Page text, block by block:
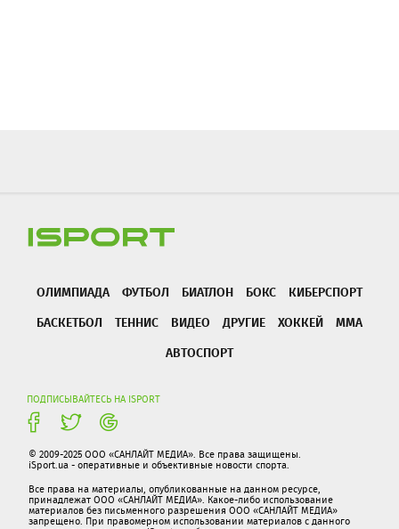
ОЛИМПИАДА ФУТБОЛ БИАТЛОН БОКС
КИБЕРСПОРТ
БАСКЕТБОЛ
ТЕННИС ВИДЕО ДРУГИЕ ХОККЕЙ
ММА
АВТОСПОРТ
ПОДПИСЫВАЙТЕСЬ НА ISPORT
© 2009-2025 ООО «САНЛАЙТ МЕДИА». Все права защищены.
iSport.ua - оперативные и объективные новости спорта.
Все права на материалы, опубликованные на данном ресурсе,
принадлежат ООО «САНЛАЙТ МЕДИА». Какое-либо использование
материалов без письменного разрешения ООО «САНЛАЙТ МЕДИА»
запрещено. При правомерном использовании материалов с данного